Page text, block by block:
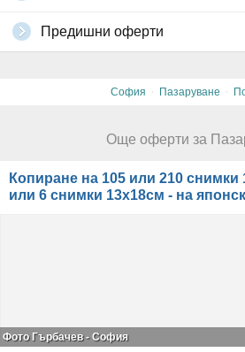
Предишни оферти
София · Пазаруване ·
Още оферти за
Копиране на 105 или 210
или 6 снимки 13х18см - на
Фото Гърбачев - София